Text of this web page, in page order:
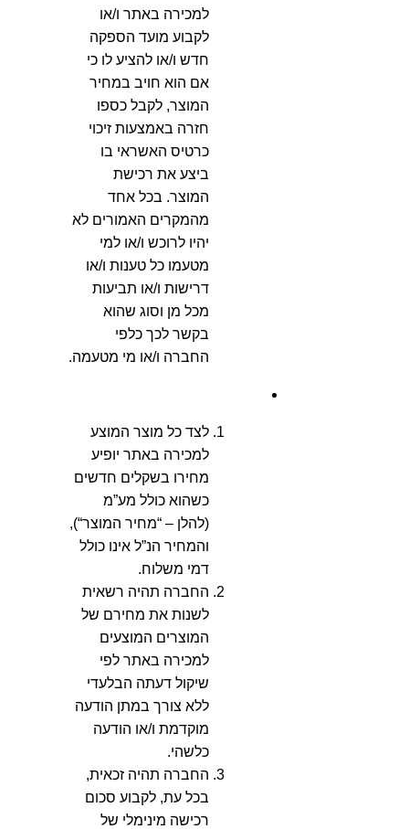
למכירה באתר ו/או
לקבוע מועד הספקה
חדש ו/או להציע לו כי
אם הוא חויב במחיר
המוצר, לקבל כספו
חזרה באמצעות זיכוי
כרטיס האשראי בו
ביצע את רכישת
המוצר. בכל אחד
מהמקרים האמורים לא
יהיו לרוכש ו/או למי
מטעמו כל טענות ו/או
דרישות ו/או תביעות
מכל מן וסוג שהוא
בקשר לכך כלפי
החברה ו/או מי מטעמה.
לצד כל מוצר המוצע
למכירה באתר יופיע
מחירו בשקלים חדשים
כשהוא כולל מע”מ
(להלן – “מחיר המוצר“),
והמחיר הנ”ל אינו כולל
דמי משלוח.
החברה תהיה רשאית
לשנות את מחירם של
המוצרים המוצעים
למכירה באתר לפי
שיקול דעתה הבלעדי
ללא צורך במתן הודעה
מוקדמת ו/או הודעה
כלשהי.
החברה תהיה זכאית,
בכל עת, לקבוע סכום
רכישה מינימלי של